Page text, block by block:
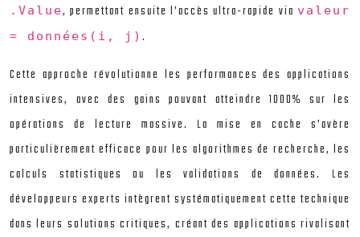
.Value, permettant ensuite l’accès ultra-rapide via valeur
= données(i, j) .
Cette approche révolutionne les performances des applications
intensives, avec des gains pouvant atteindre 1000% sur les
opérations de lecture massive. La mise en cache s’avère
particulièrement efficace pour les algorithmes de recherche, les
calculs statistiques ou les validations de données. Les
développeurs experts intègrent systématiquement cette technique
dans leurs solutions critiques, créant des applications rivalisant